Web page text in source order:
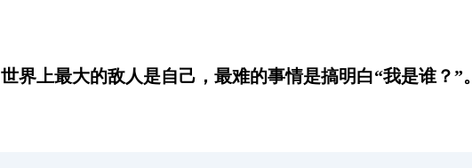
世界上最大的敌人是自己，最难的事情是搞明白“我是谁？”。